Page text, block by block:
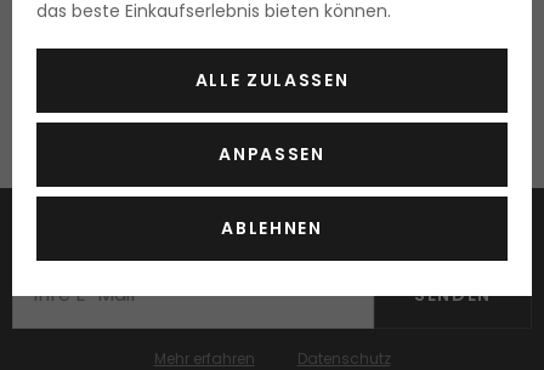
überprüft und markiert. Auf die früher veröffentlichten
Bewertungen bezieht sich diese Regel nicht und wir
können die Herkunft der hinterlassenen Bewertungen
Jetzt unseren Newsletter abonnieren
SENDEN
Mehr erfahren Datenschutz
das beste Einkaufserlebnis bieten können.
ALLE ZULASSEN
ANPASSEN
ABLEHNEN